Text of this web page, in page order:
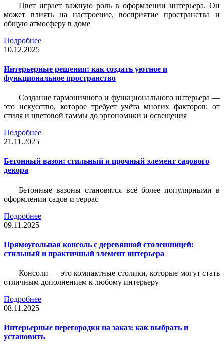
Цвет играет важную роль в оформлении интерьера. Он
может влиять на настроение, восприятие пространства и
общую атмосферу в доме
Подробнее
10.12.2025
Интерьерные решения: как создать уютное и
функциональное пространство
Создание гармоничного и функционального интерьера —
это искусство, которое требует учёта многих факторов: от
стиля и цветовой гаммы до эргономики и освещения
Подробнее
21.11.2025
Бетонный вазон: стильный и прочный элемент садового
декора
Бетонные вазоны становятся всё более популярными в
оформлении садов и террас
Подробнее
09.11.2025
Прямоугольная консоль с деревянной столешницей:
стильный и практичный элемент интерьера
Консоли — это компактные столики, которые могут стать
отличным дополнением к любому интерьеру
Подробнее
08.11.2025
Интерьерные перегородки на заказ: как выбрать и
установить